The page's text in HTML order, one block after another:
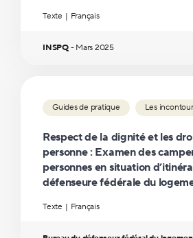
Texte Français
INSPQ- Mars 2025
Guides de pratique Les
Respect de la dignité et les
personne : Examen des
personnes en situation
défenseure fédérale du
Texte Français